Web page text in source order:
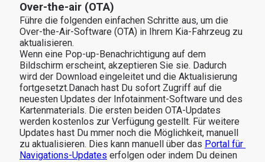
Over-the-air (OTA)
Führe die folgenden einfachen Schritte aus, um die
Over-the-Air-Software (OTA) in Ihrem Kia-Fahrzeug zu
aktualisieren.
Wenn eine Pop-up-Benachrichtigung auf dem
Bildschirm erscheint, akzeptieren Sie sie. Dadurch
wird der Download eingeleitet und die Aktualisierung
fortgesetzt.Danach hast Du sofort Zugriff auf die
neuesten Updates der Infotainment-Software und des
Kartenmaterials. Die ersten beiden OTA-Updates
werden kostenlos zur Verfügung gestellt. Für weitere
Updates hast Du mmer noch die Möglichkeit, manuell
zu aktualisieren. Dies kann manuell über das Portal für
Navigations-Updates erfolgen oder indem Du deinen